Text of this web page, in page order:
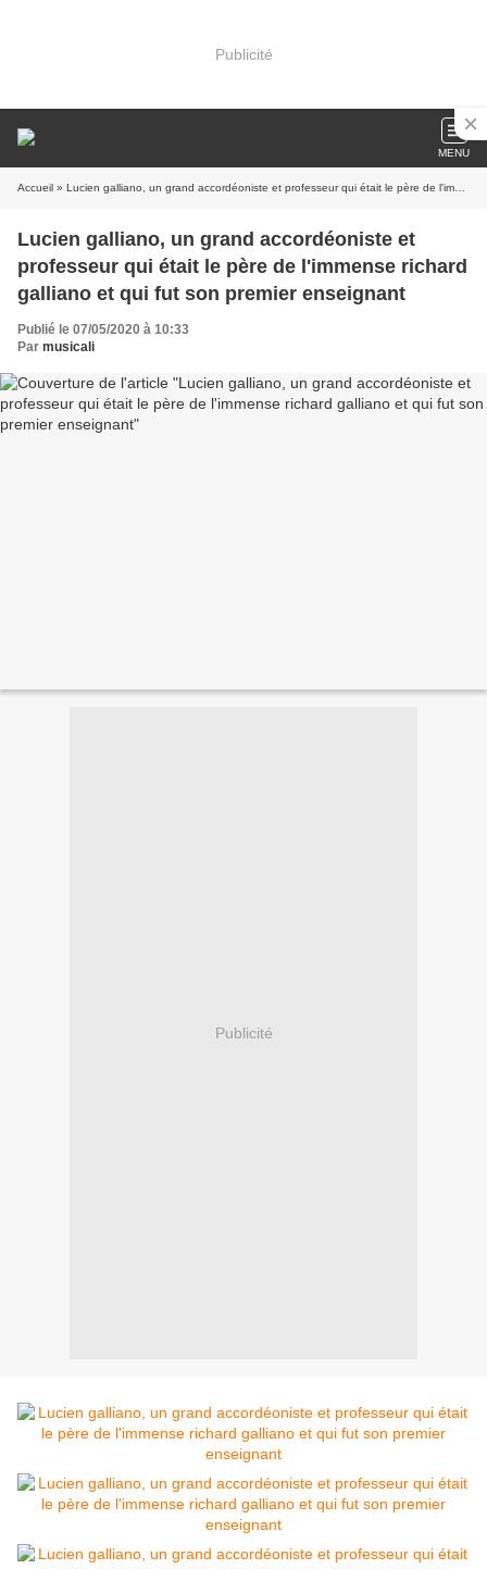
Publicité
MENU
Accueil » Lucien galliano, un grand accordéoniste et professeur qui était le père de l'immense richard galliano et qui fut son premier enseignant
Lucien galliano, un grand accordéoniste et
professeur qui était le père de l'immense richard
galliano et qui fut son premier enseignant
Publié le 07/05/2020 à 10:33
Par musicali
Publicité